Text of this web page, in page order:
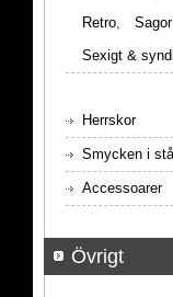
Retro,
Sexigt &
Herrskor
Smycken i
Accessoarer
Övrigt